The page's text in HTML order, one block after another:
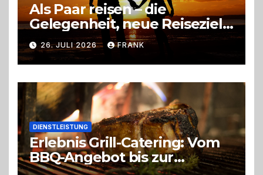
Als Paar reisen – die
Gelegenheit, neue Reiseziele
zu entdecken
26. JULI 2026 FRANK
DIENSTLEISTUNG
Erlebnis Grill-Catering: Vom
BBQ-Angebot bis zur